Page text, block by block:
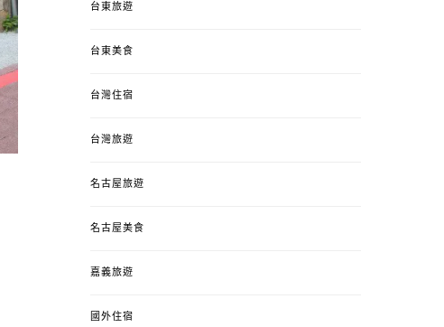
台東旅遊
台東美食
台灣住宿
台灣旅遊
名古屋旅遊
名古屋美食
嘉義旅遊
國外住宿